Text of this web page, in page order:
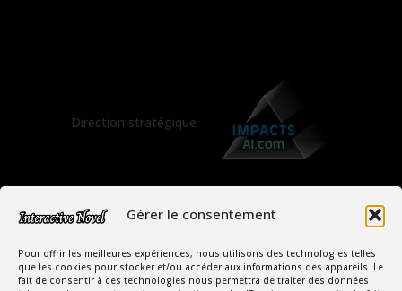
Gérer le consentement
Pour offrir les meilleures expériences, nous utilisons des technologies telles
que les cookies pour stocker et/ou accéder aux informations des appareils. Le
fait de consentir à ces technologies nous permettra de traiter des données
Direction stratégique